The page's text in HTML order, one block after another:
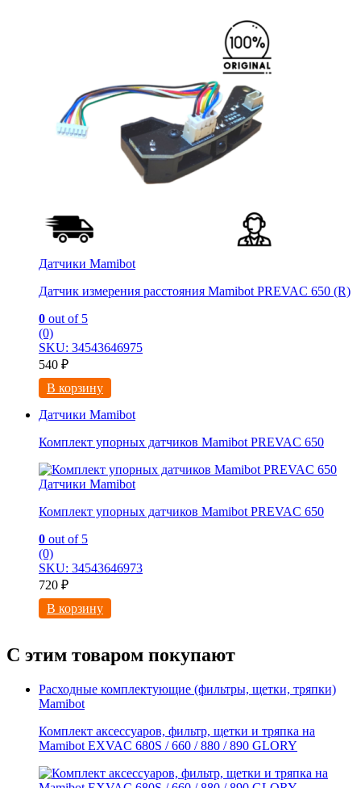
Датчики Mamibot
Датчик измерения расстояния Mamibot PREVAC 650 (R)
0 out of 5
(0)
SKU: 34543646975
540 ₽
В корзину
Датчики Mamibot
Комплект упорных датчиков Mamibot PREVAC 650
Датчики Mamibot
Комплект упорных датчиков Mamibot PREVAC 650
0 out of 5
(0)
SKU: 34543646973
720 ₽
В корзину
С этим товаром покупают
Расходные комплектующие (фильтры, щетки, тряпки)
Mamibot
Комплект аксессуаров, фильтр, щетки и тряпка на
Mamibot EXVAC 680S / 660 / 880 / 890 GLORY